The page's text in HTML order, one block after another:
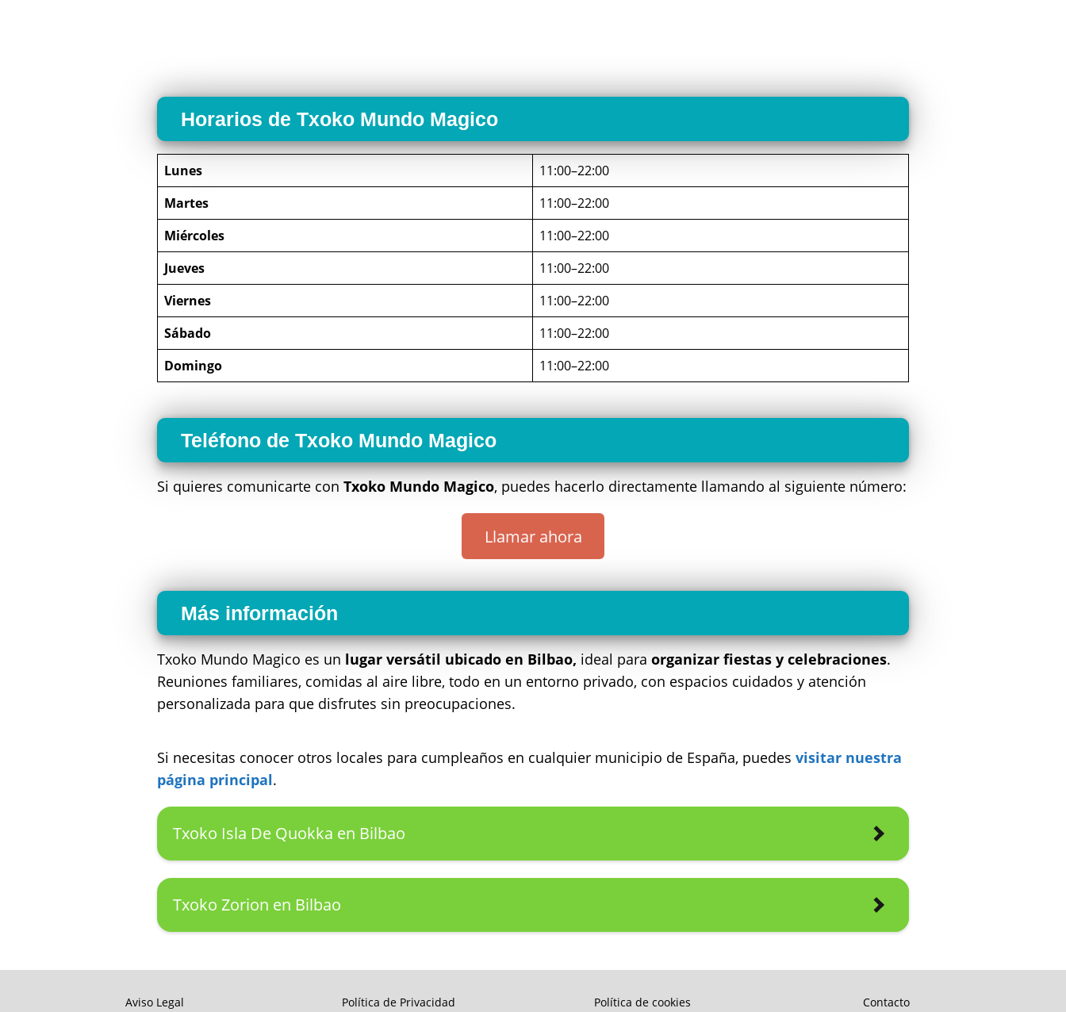
Horarios de Txoko Mundo Magico
Lunes
11:00–22:00
Martes
11:00–22:00
Miércoles
11:00–22:00
Jueves
11:00–22:00
Viernes
11:00–22:00
Sábado
11:00–22:00
Domingo
11:00–22:00
Teléfono de Txoko Mundo Magico
Si quieres comunicarte con Txoko Mundo Magico, puedes hacerlo directamente llamando al siguiente número:
Llamar ahora
Más información
Txoko Mundo Magico es un lugar versátil ubicado en Bilbao, ideal para organizar fiestas y celebraciones.
Reuniones familiares, comidas al aire libre, todo en un entorno privado, con espacios cuidados y atención
personalizada para que disfrutes sin preocupaciones.
Si necesitas conocer otros locales para cumpleaños en cualquier municipio de España, puedes visitar nuestra
página principal.
Txoko Isla De Quokka en Bilbao
Txoko Zorion en Bilbao
Aviso Legal Política de Privacidad Política de cookies Contacto